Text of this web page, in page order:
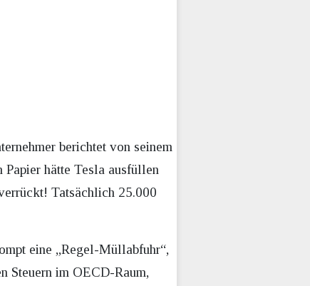
berichtet von seinem
Papier hätte Tesla ausfüllen
Tatsächlich 25.000
eine „Regel-Müllabfuhr“,
Steuern im OECD-Raum,